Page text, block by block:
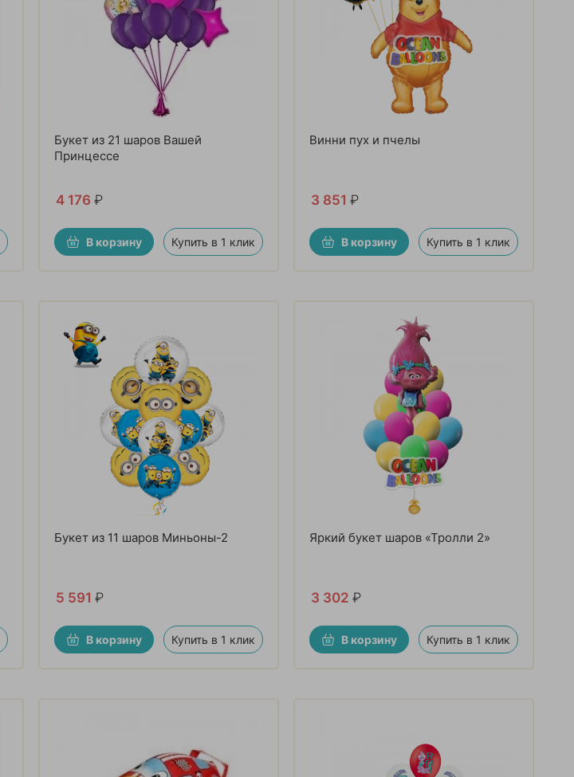
Букет из 21 шаров Вашей
Принцессе
4 176 ₽
В корзину Купить в 1 клик
Винни пух и пчелы
3 851 ₽
В корзину Купить в 1 клик
Букет из 11 шаров Миньоны-2
5 591 ₽
В корзину Купить в 1 клик
Яркий букет шаров «Тролли 2»
3 302 ₽
В корзину Купить в 1 клик